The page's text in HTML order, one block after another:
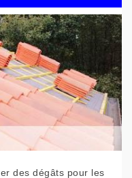
des dégâts pour les